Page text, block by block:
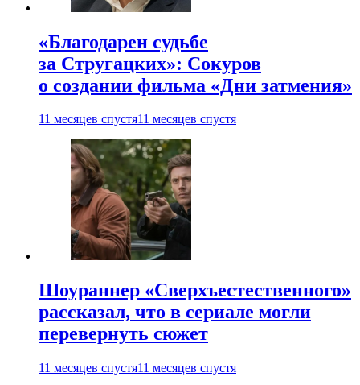
«Благодарен судьбе
за Стругацких»: Сокуров
о создании фильма «Дни затмения»
11 месяцев спустя11 месяцев спустя
Шоураннер «Сверхъестественного»
рассказал, что в сериале могли
перевернуть сюжет
11 месяцев спустя11 месяцев спустя